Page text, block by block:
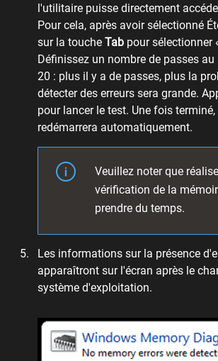
l'utilitaire puisse directement
Pour cela, après avoir sélectionné
sur la touche Tab pour sélectionner
Définissez un nombre de passes
20 : plus il y a de passes, plus la
détecter des erreurs sera grande.
pour lancer le test. Une fois
redémarrera automatiquement.
Veuillez noter que
vérification de la
prendre du temps.
Les informations sur la présence
apparaîtront sur l'écran après le
système d'exploitation.